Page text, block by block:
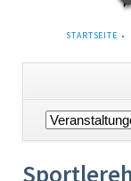
NAVIGATION
STARTSEITE
Navigation
überspringen